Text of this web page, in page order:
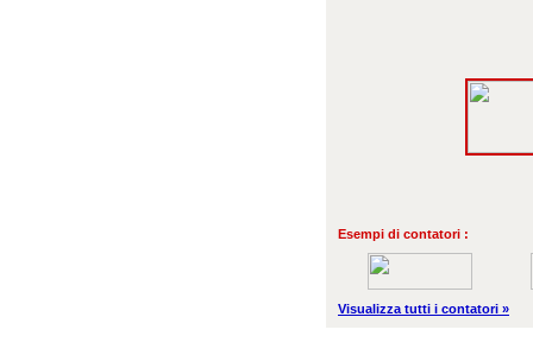
Esempi di contatori :
Visualizza tutti i contatori »